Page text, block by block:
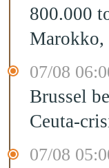
800.000
Marokko,
07/08
Brussel
Ceuta-
07/08